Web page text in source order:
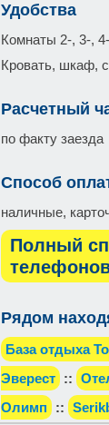
Удобства
Комнаты 2-, 3-,
Кровать, шкаф,
Расчетный
по факту заезда
Способ
наличные,
Полный
Рядом
База отдыха
Эверест ::
Олимп
::